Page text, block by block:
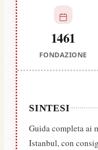
1461
FONDAZIONE
SINTESI
Guida completa ai
Istanbul, con